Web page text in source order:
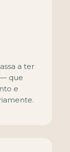
a ter
que
e